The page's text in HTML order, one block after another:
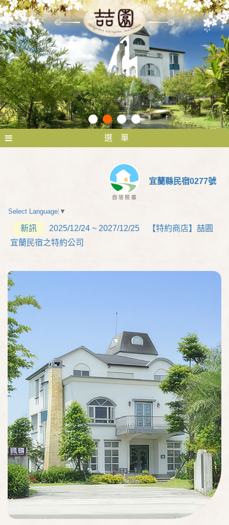
選 單
宜蘭縣民宿0277號
Select Language ▼
新訊
2025/12/24 ~ 2027/12/25 【特約商店】喆園
宜蘭民宿之特約公司